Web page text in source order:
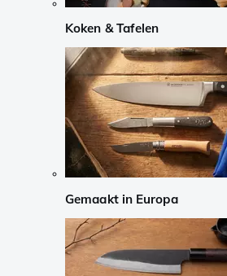
Koken & Tafelen
Gemaakt in Europa